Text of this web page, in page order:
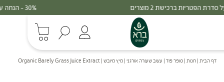
30% - הנחה על סדרת הפטריות ברכישת 3 מוצרים
דף הבית | חנות | סופר פוד | עשב שעורה אורגני | מיץ מיובש | Organic Barely Grass Juice Extract